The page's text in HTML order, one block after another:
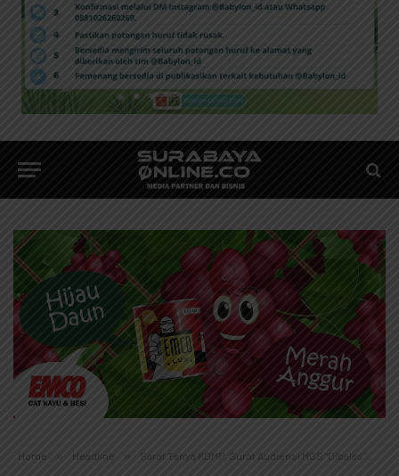
Home » Headline » Sarat Tanya KDMP, Surat Audiensi MCS “Dibalas” Penundaan oleh Dandim Sampang.